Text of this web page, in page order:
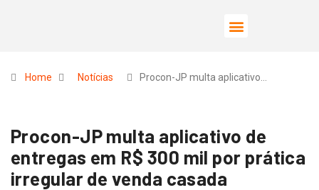
Home Notícias Procon-JP multa aplicativo…
Procon-JP multa aplicativo de
entregas em R$ 300 mil por prática
irregular de venda casada